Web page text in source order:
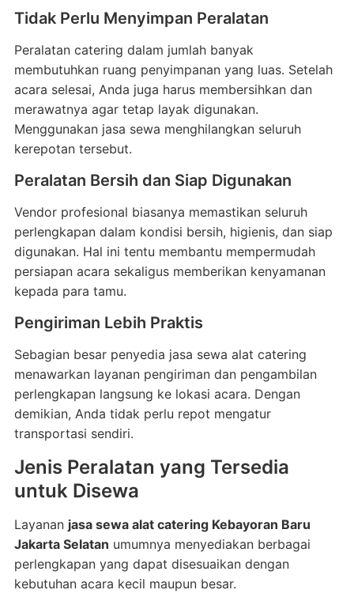
Tidak Perlu Menyimpan Peralatan
Peralatan catering dalam jumlah banyak
membutuhkan ruang penyimpanan yang luas. Setelah
acara selesai, Anda juga harus membersihkan dan
merawatnya agar tetap layak digunakan.
Menggunakan jasa sewa menghilangkan seluruh
kerepotan tersebut.
Peralatan Bersih dan Siap Digunakan
Vendor profesional biasanya memastikan seluruh
perlengkapan dalam kondisi bersih, higienis, dan siap
digunakan. Hal ini tentu membantu mempermudah
persiapan acara sekaligus memberikan kenyamanan
kepada para tamu.
Pengiriman Lebih Praktis
Sebagian besar penyedia jasa sewa alat catering
menawarkan layanan pengiriman dan pengambilan
perlengkapan langsung ke lokasi acara. Dengan
demikian, Anda tidak perlu repot mengatur
transportasi sendiri.
Jenis Peralatan yang Tersedia
untuk Disewa
Layanan jasa sewa alat catering Kebayoran Baru
Jakarta Selatan umumnya menyediakan berbagai
perlengkapan yang dapat disesuaikan dengan
kebutuhan acara kecil maupun besar.